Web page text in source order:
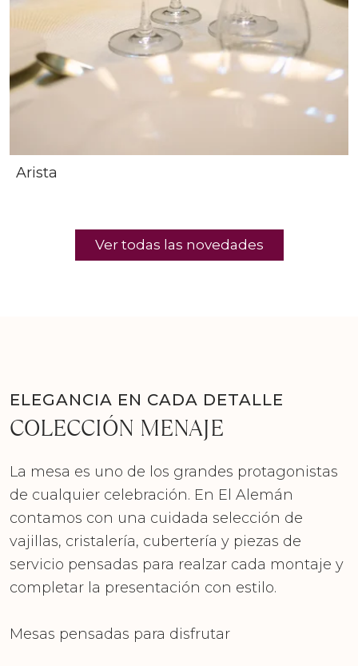
Arista
Ver todas las novedades
ELEGANCIA EN CADA DETALLE
COLECCIÓN MENAJE
La mesa es uno de los grandes protagonistas
de cualquier celebración. En El Alemán
contamos con una cuidada selección de
vajillas, cristalería, cubertería y piezas de
servicio pensadas para realzar cada montaje y
completar la presentación con estilo.
Mesas pensadas para disfrutar